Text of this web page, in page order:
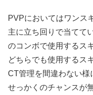
PVPにおいてはワンス
主に立ち回りで当てて
のコンボで使用するス
どちらでも使用するス
CT管理を間違わない様
せっかくのチャンスが